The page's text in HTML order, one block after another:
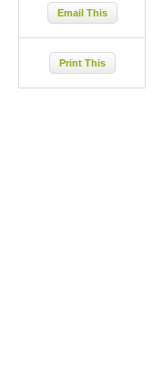
Email This
Print This